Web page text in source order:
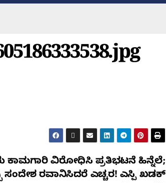
ಕಾಮಗಾರಿ ವಿರೋಧಿಸಿ ಪ್ರತಿಭಟನೆ ಹಿನ್ನೆಲೆ;
ಸಂದೇಶ ರವಾನಿಸಿದರೆ ಎಚ್ಚರ! ಎಸ್ಪಿ ಖಡಕ್